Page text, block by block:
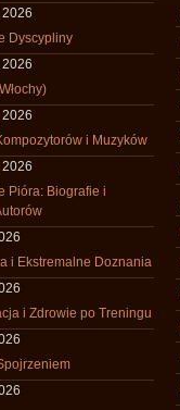
Dyscypliny
i Muzyków
Pióra: Biografie i
i Ekstremalne Doznania
i Zdrowie po Treningu